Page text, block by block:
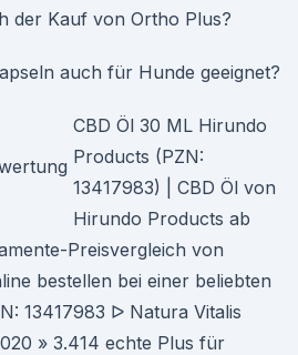
der Kauf von Ortho Plus?
auch für Hunde geeignet?
CBD Öl 30 ML Hirundo
Products (PZN:
13417983) | CBD Öl von
Hirundo Products ab
Preisvergleich von
bestellen bei einer beliebten
13417983 ᐅ Natura Vitalis
» 3.414 echte Plus für